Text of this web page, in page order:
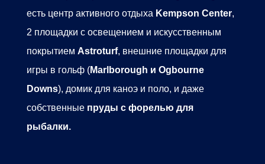
есть центр активного отдыха Kempson Center,
2 площадки с освещением и искусственным
покрытием Astroturf, внешние площадки для
игры в гольф (Marlborough и Ogbourne
Downs), домик для каноэ и поло, и даже
собственные пруды с форелью для
рыбалки.